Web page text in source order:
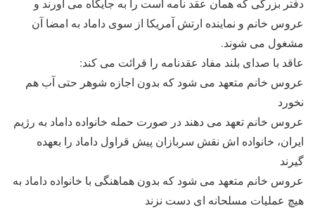
عروس خانم و نماينده ارتش آمريكا از سوى داماد به امضا آن
مشغول مى شوند.
عاقد با صداى بلند مفاد عقدنامه را قرائت مى كند:
عروس خانم متعهد مى شود كه بدون اجازه شوهر حتى آب هم
نخورد
عروس خانم تعهد مى دهند در صورت حمله خانواده داماد به رژيم
ايران، خانواده اش نقش سربازان پيش قراول داماد را بعهده
گيرند
عروس خانم متعهد مى شود كه بدون هماهنگى با خانواده داماد به
هيچ عمليات مسلحانه اى دست نزند